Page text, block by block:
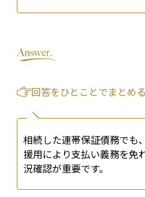
回答をひとことでまとめ
相続した連帯保証債務でも
援用により支払い義務を免
況確認が重要です。